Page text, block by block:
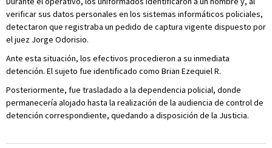
verificar sus datos personales en los sistemas informáticos policiales,
detectaron que registraba un pedido de captura vigente dispuesto por
el juez Jorge Odorisio.
Ante esta situación, los efectivos procedieron a su inmediata
detención. El sujeto fue identificado como Brian Ezequiel R.
Posteriormente, fue trasladado a la dependencia policial, donde
permanecería alojado hasta la realización de la audiencia de control de
detención correspondiente, quedando a disposición de la Justicia.